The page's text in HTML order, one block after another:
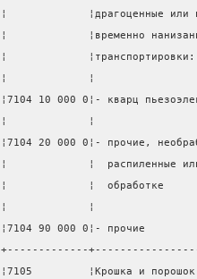
¦             ¦драгоценные или
¦             ¦временно
¦
¦             ¦
¦7104 10 000 0¦- кварц
¦             ¦
¦7104 20 000 0¦- прочие,
¦             ¦  распиленные
¦             ¦
¦             ¦
¦7104 90 000 0¦-
+-------------
¦7105         ¦Крошка и